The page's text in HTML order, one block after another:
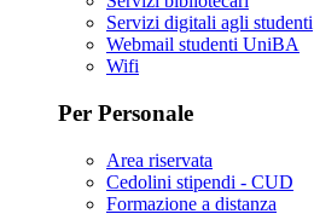
Servizi digitali agli studenti
Webmail studenti UniBA
Wifi
Per Personale
Area riservata
Cedolini stipendi - CUD
Formazione a distanza